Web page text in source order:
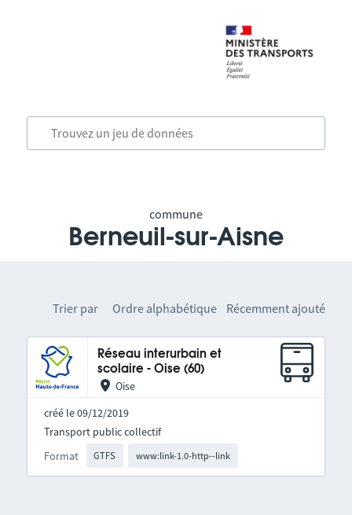
commune
Berneuil-sur-Aisne
Trier par Ordre alphabétique Récemment ajouté
Réseau interurbain et
scolaire - Oise (60)
Oise
créé le 09/12/2019
Format GTFS www:link-1.0-http--link
Transport public collectif